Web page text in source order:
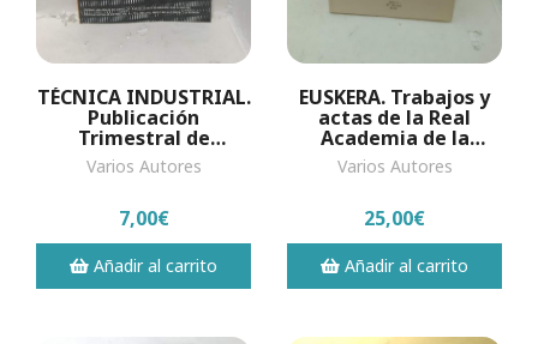
TÉCNICA INDUSTRIAL.
Publicación
Trimestral de
Ingeniería y
Humanidades,
Septiembre 2004,...
Varios Autores
7,00€
Añadir al carrito
EUSKERA. Trabajos y
actas de la Real
Academia de la
Lengua Vasca
Varios Autores
25,00€
Añadir al carrito